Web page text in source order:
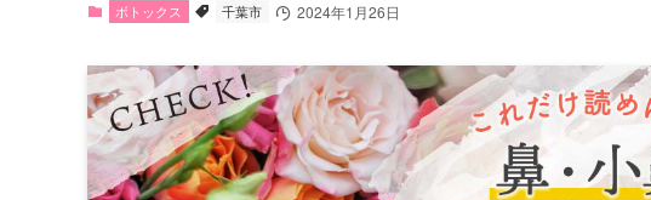
ボトックス 千葉市 2024年1月26日